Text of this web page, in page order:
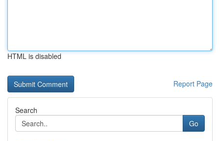
HTML is disabled
Report Page
Search
Go